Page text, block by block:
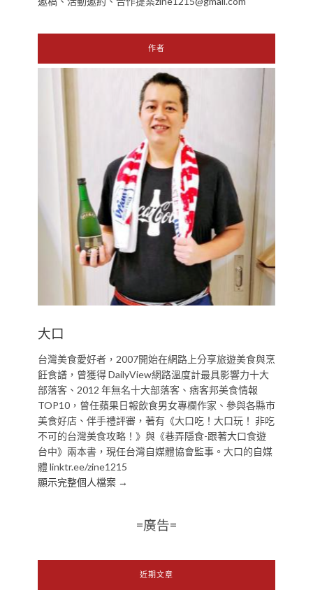
作者
大口
台灣美食愛好者，2007開始在網路上分享旅遊美食與烹
飪食譜，曾獲得 DailyView網路溫度計最具影響力十大
部落客、2012 年無名十大部落客、痞客邦美食情報
TOP10，曾任蘋果日報飲食男女專欄作家、參與各縣市
美食好店、伴手禮評審，著有《大口吃！大口玩！ 非吃
不可的台灣美食攻略！》與《巷弄隱食-跟著大口食遊
台中》兩本書，現任台灣自媒體協會監事。大口的自媒
體 linktr.ee/zine1215
顯示完整個人檔案 →
=廣告=
近期文章